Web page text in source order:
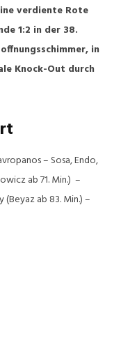
verdiente Rote
1:2 in der 38.
in
Knock-Out durch
– Sosa, Endo,
ab 71. Min.) –
(Beyaz ab 83. Min.) –